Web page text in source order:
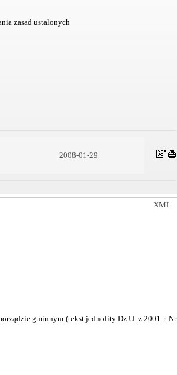
zasad ustalonych
2008-01-29
XML
gminnym (tekst jednolity Dz.U. z 2001 r. Nr